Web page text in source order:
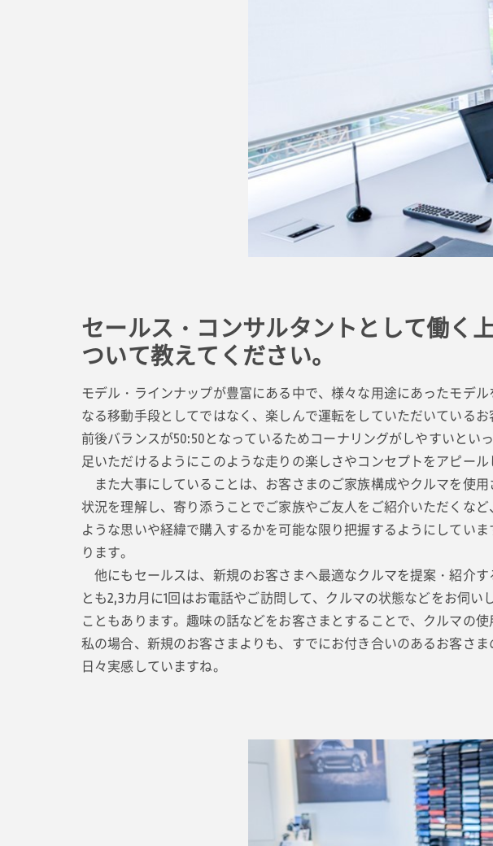
セールス・コンサルタントとして働く
ついて教えてください。
モデル・ラインナップが豊富にある中で、様々な用途にあったモデ
なる移動手段としてではなく、楽しんで運転をしていただいている
前後バランスが50:50となっているためコーナリングがしやすいと
足いただけるようにこのような走りの楽しさやコンセプトをアピール
また大事にしていることは、お客さまのご家族構成やクルマを使
状況を理解し、寄り添うことでご家族やご友人をご紹介いただくな
ような思いや経緯で購入するかを可能な限り把握するようにしてい
ります。
他にもセールスは、新規のお客さまへ最適なクルマを提案・紹介
とも2,3カ月に1回はお電話やご訪問して、クルマの状態などをお伺
こともあります。趣味の話などをお客さまとすることで、クルマの
私の場合、新規のお客さまよりも、すでにお付き合いのあるお客さ
日々実感していますね。